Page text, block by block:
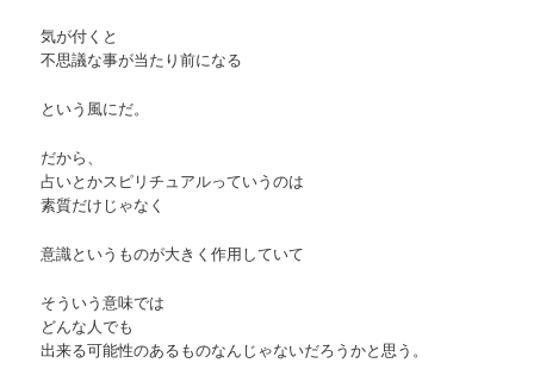
気が付くと
不思議な事が当たり前になる
という風にだ。
だから、
占いとかスピリチュアルっていうのは
素質だけじゃなく
意識というものが大きく作用していて
そういう意味では
どんな人でも
出来る可能性のあるものなんじゃないだろうかと思う。